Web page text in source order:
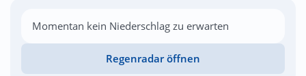
Momentan kein Niederschlag zu erwarten
Regenradar öffnen